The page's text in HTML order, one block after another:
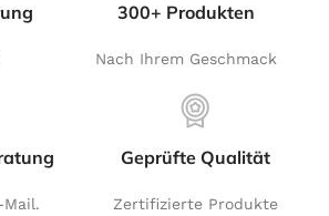
300+ Produkten
Nach Ihrem Geschmack
Mail.
Geprüfte Qualität
Zertifizierte Produkte